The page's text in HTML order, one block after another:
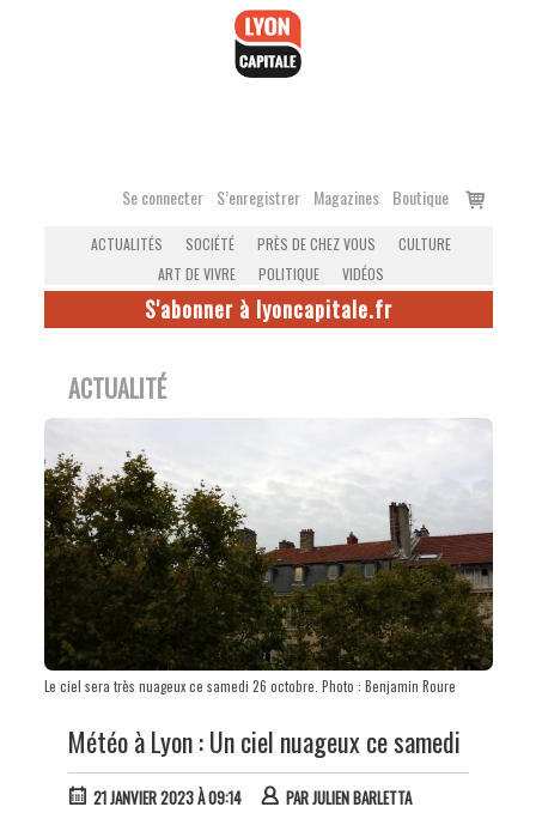
Se connecter S’enregistrer Magazines Boutique
Voir
ACTUALITÉS SOCIÉTÉ PRÈS DE CHEZ VOUS
CULTURE
ART DE VIVRE
POLITIQUE VIDÉOS
S'abonner à lyoncapitale.fr
ACTUALITÉ
Le ciel sera très nuageux ce samedi 26 octobre. Photo : Benjamin Roure
Météo à Lyon : Un ciel nuageux ce samedi
21 JANVIER 2023 À 09:14 PARJULIEN BARLETTA